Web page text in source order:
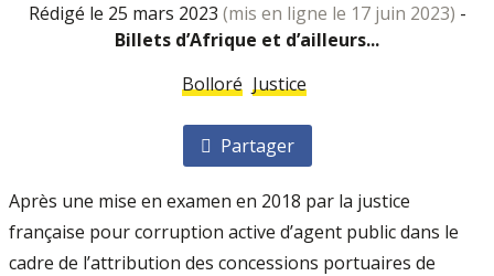
rédigé le 25 mars 2023 (mis en ligne le 17 juin 2023) -
Billets d’Afrique et d’ailleurs...
Bolloré Justice
Partager
Après une mise en examen en 2018 par la justice
française pour corruption active d’agent public dans le
cadre de l’attribution des concessions portuaires de